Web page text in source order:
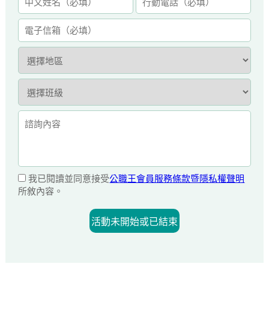
我已閱讀並同意接受公職王會員服務條款暨隱私權聲明
所敘內容。
活動未開始或已結束